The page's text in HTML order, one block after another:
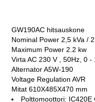
GW190AC hitsauskone
Nominal Power 2,5 kVa /
Maximum Power 2.2 kw
Virta AC 230 V , 50Hz, 0 -
Alternator A5W-190
Voltage Regulation AVR
Mitat 610X485X470 mm
Polttomoottori: IC420E